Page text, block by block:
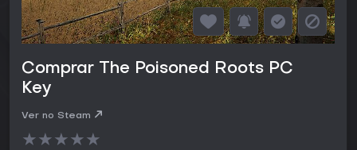
Comprar The Poisoned Roots PC
Key
Ver no Steam
★★★★★